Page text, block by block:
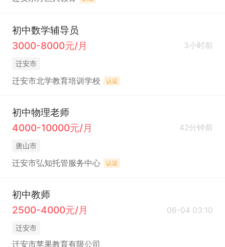
初中数学辅导员
3000-8000元/月
3小时前
迁安市
迁安市北学教育培训学校 认证
初中物理老师
4000-10000元/月
42分钟前
唐山市
迁安市弘知托管服务中心 认证
初中教师
2500-4000元/月
06-04 03:10
迁安市
迁安市苹果教育有限公司